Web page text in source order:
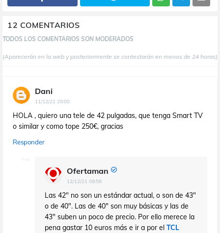
12 COMENTARIOS
TODOS LOS COMENTARIOS SON MODERADOS
(Aparecerán en la web y posteriormente se contestarán en menos de 24 horas)
Dani
11/12/21 20:00
HOLA , quiero una tele de 42 pulgadas, que tenga Smart TV
o similar y como tope 250€, gracias
Responder
Ofertaman
12/12/21 09:58
Las 42" no son un estándar actual, o son de 43"
o de 40". Las de 40" son muy básicas y las de
43" suben un poco de precio. Por ello merece la
pena gastar 10 euros más e ir a por el TCL